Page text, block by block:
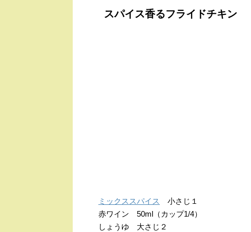
スパイス香るフライドチキン
ミックススパイス
小さじ１
赤ワイン 50ml （カップ1/4）
しょうゆ 大さじ２